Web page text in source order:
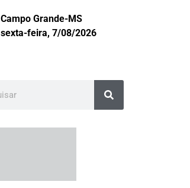
Campo Grande-MS
sexta-feira, 7/08/2026